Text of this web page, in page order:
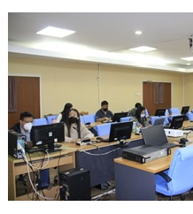
ac
e
b
o
o
k
w
itt
er
e
di
n
e